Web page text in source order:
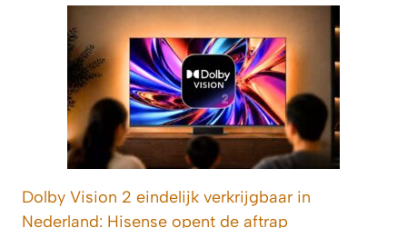
Dolby Vision 2 eindelijk verkrijgbaar in
Nederland: Hisense opent de aftrap